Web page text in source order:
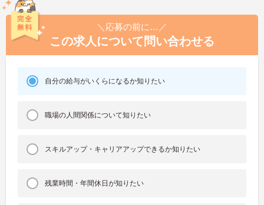
＼応募の前に…／
この求人について問い合わせる
自分の給与がいくらになるか知りたい
職場の人間関係について知りたい
スキルアップ・キャリアアップできるか知りたい
残業時間・年間休日が知りたい